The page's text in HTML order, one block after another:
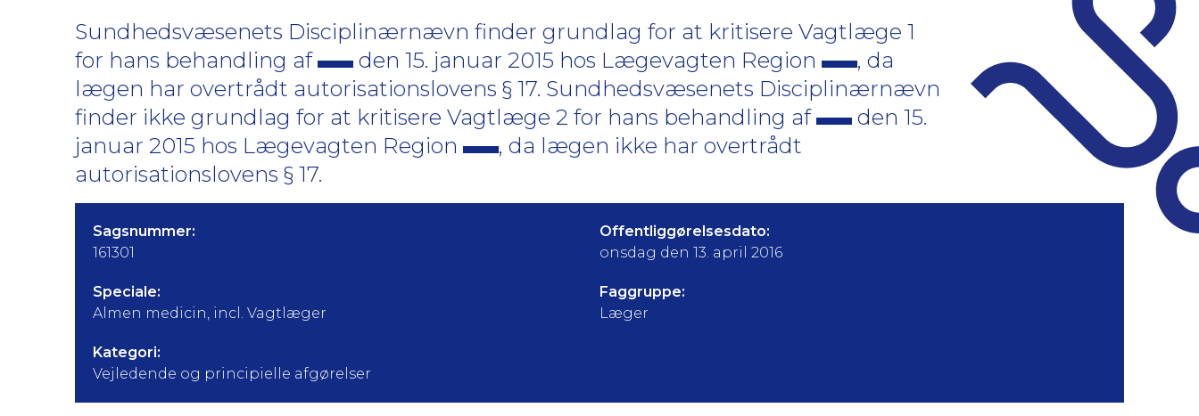
Sundhedsvæsenets Disciplinærnævn finder grundlag for at kritisere Vagtlæge 1
for hans behandling af
den 15. januar 2015 hos Lægevagten Region
, da
lægen har overtrådt autorisationslovens § 17. Sundhedsvæsenets Disciplinærnævn
finder ikke grundlag for at kritisere Vagtlæge 2 for hans behandling af
den 15.
januar 2015 hos Lægevagten Region
, da lægen ikke har overtrådt
autorisationslovens § 17.
Sagsnummer:
161301
Offentliggørelsesdato:
onsdag den 13. april 2016
Speciale:
Almen medicin, incl. Vagtlæger
Faggruppe:
Læger
Kategori:
Vejledende og principielle afgørelser